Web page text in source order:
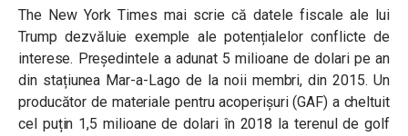
The New York Times mai scrie că datele fiscale ale lui
Trump dezvăluie exemple ale potențialelor conflicte de
interese. Președintele a adunat 5 milioane de dolari pe an
din stațiunea Mar-a-Lago de la noii membri, din 2015. Un
producător de materiale pentru acoperișuri (GAF) a cheltuit
cel puțin 1,5 milioane de dolari în 2018 la terenul de golf